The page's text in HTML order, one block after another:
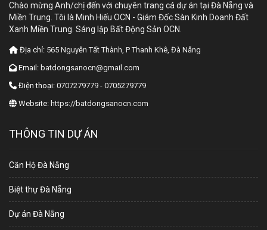
Chào mừng Anh/chị đến với chuyên trang cá dự án tại Đà Nẵng và
Miền Trung. Tôi là Minh Hiếu OCN - Giám Đốc Sàn Kinh Doanh Đất
Xanh Miền Trung. Sáng lập Bất Động Sản OCN.
Địa chỉ: 565 Nguyễn Tất Thành, P Thanh Khê, Đà Nẵng
Email: batdongsanocn@gmail.com
Điện thoại: 0707279779 - 0705279779
Website: https://batdongsanocn.com
THÔNG TIN DỰ ÁN
Căn Hộ Đà Nẵng
Biệt thự Đà Nẵng
Dự án Đà Nẵng